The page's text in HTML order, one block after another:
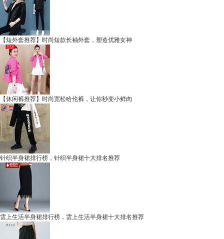
【短外套推荐】时尚短款长袖外套，塑造优雅女神
【休闲裤推荐】时尚宽松哈伦裤，让你秒变小鲜肉
针织半身裙排行榜，针织半身裙十大排名推荐
雲上生活半身裙排行榜，雲上生活半身裙十大排名推荐